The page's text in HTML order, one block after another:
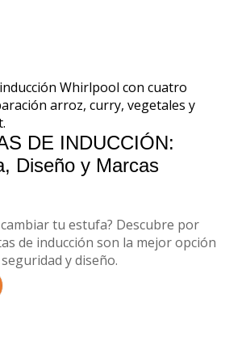
DE INDUCCIÓN:
Diseño y Marcas
tu estufa? Descubre por
de inducción son la mejor opción
y diseño.